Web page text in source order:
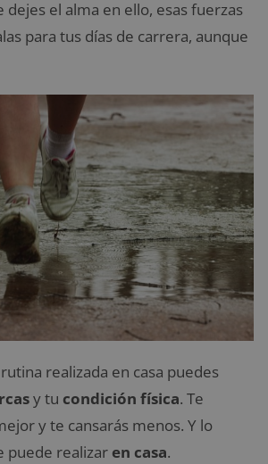
dejes el alma en ello, esas fuerzas
para tus días de carrera, aunque
realizada en casa puedes
y tu condición física. Te
y te cansarás menos. Y lo
puede realizar en casa.